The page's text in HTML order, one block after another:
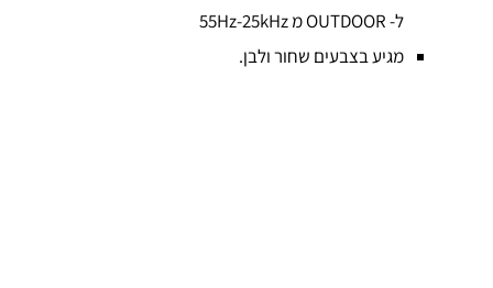
ל- OUTDOOR מ 55Hz-25kHz
מגיע בצבעים שחור ולבן.